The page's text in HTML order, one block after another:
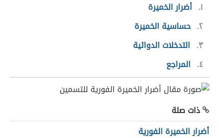
١ أضرار الخميرة
٢ حساسية الخميرة
٣
التدخلات الدوائية
٤
المراجع
ذات صلة
أضرار الخميرة الفورية